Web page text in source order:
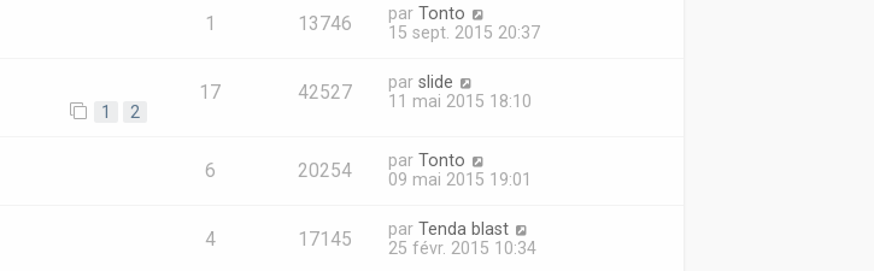
1 13746 par Tonto
15 sept. 2015 20:37
1 2
17 42527 par slide
11 mai 2015 18:10
6 20254 par Tonto
09 mai 2015 19:01
4 17145 par Tenda blast
25 févr. 2015 10:34